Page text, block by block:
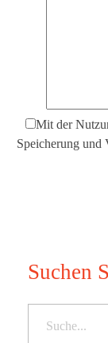
Mit der
Speicherung und
Suchen